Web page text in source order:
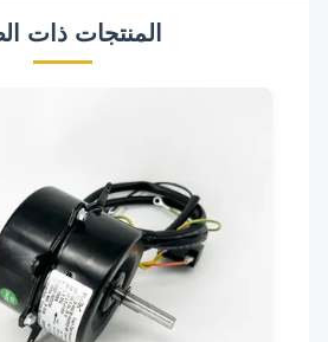
المنتجات ذات الصلة